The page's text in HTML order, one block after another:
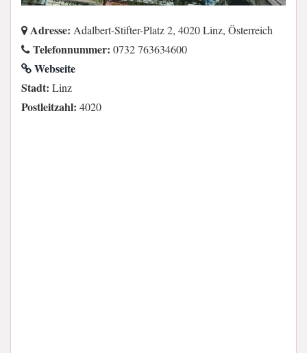
Adresse: Adalbert-Stifter-Platz 2, 4020 Linz, Österreich
Telefonnummer: 0732 763634600
Webseite
Stadt: Linz
Postleitzahl: 4020